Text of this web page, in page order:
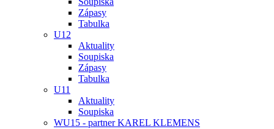
Zápasy
Tabulka
U12
Aktuality
Soupiska
Zápasy
Tabulka
U11
Aktuality
Soupiska
WU15 - partner KAREL KLEMENS